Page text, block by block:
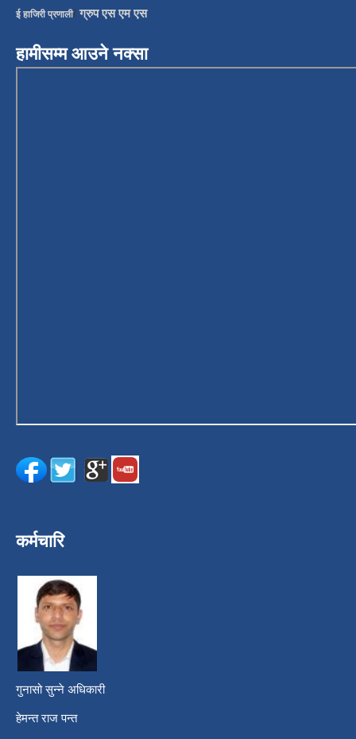
ई हाजिरी प्रणाली/ग्रुप एस एम एस
हामीसम्म आउने नक्सा
कर्मचारि
गुनासो सुन्ने अधिकारी
हेमन्त राज पन्त